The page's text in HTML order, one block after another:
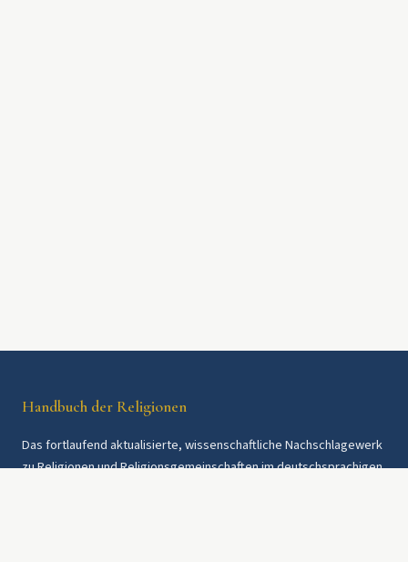
Handbuch der Religionen
Das fortlaufend aktualisierte, wissenschaftliche Nachschlagewerk
zu Religionen und Religionsgemeinschaften im deutschsprachigen